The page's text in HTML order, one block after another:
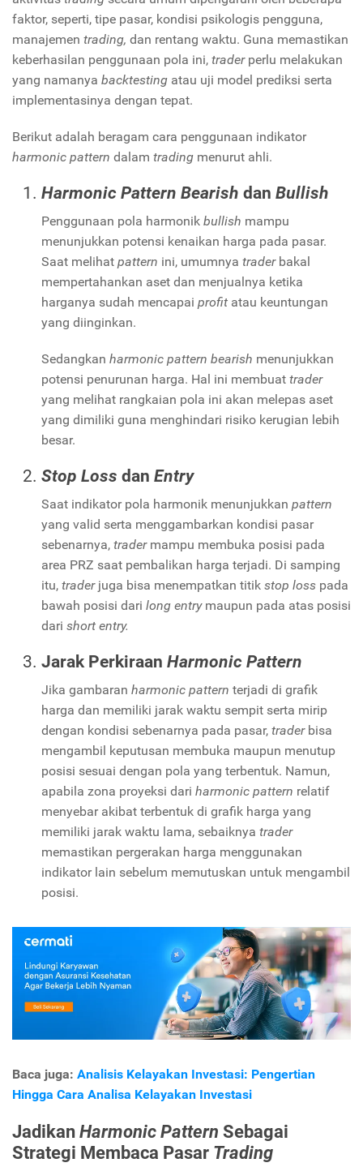
faktor, seperti, tipe pasar, kondisi psikologis pengguna,
manajemen trading, dan rentang waktu. Guna memastikan
keberhasilan penggunaan pola ini, trader perlu melakukan
yang namanya backtesting atau uji model prediksi serta
implementasinya dengan tepat.
Berikut adalah beragam cara penggunaan indikator
harmonic pattern dalam trading menurut ahli.
Harmonic Pattern Bearish dan Bullish
Penggunaan pola harmonik bullish mampu
menunjukkan potensi kenaikan harga pada pasar.
Saat melihat pattern ini, umumnya trader bakal
mempertahankan aset dan menjualnya ketika
harganya sudah mencapai profit atau keuntungan
yang diinginkan.
Sedangkan harmonic pattern bearish menunjukkan
potensi penurunan harga. Hal ini membuat trader
yang melihat rangkaian pola ini akan melepas aset
yang dimiliki guna menghindari risiko kerugian lebih
besar.
Stop Loss dan Entry
Saat indikator pola harmonik menunjukkan pattern
yang valid serta menggambarkan kondisi pasar
sebenarnya, trader mampu membuka posisi pada
area PRZ saat pembalikan harga terjadi. Di samping
itu, trader juga bisa menempatkan titik stop loss pada
bawah posisi dari long entry maupun pada atas posisi
dari short entry.
Jarak Perkiraan Harmonic Pattern
Jika gambaran harmonic pattern terjadi di grafik
harga dan memiliki jarak waktu sempit serta mirip
dengan kondisi sebenarnya pada pasar, trader bisa
mengambil keputusan membuka maupun menutup
posisi sesuai dengan pola yang terbentuk. Namun,
apabila zona proyeksi dari harmonic pattern relatif
menyebar akibat terbentuk di grafik harga yang
memiliki jarak waktu lama, sebaiknya trader
memastikan pergerakan harga menggunakan
indikator lain sebelum memutuskan untuk mengambil
posisi.
Baca juga: Analisis Kelayakan Investasi: Pengertian
Hingga Cara Analisa Kelayakan Investasi
JadikanHarmonic Pattern Sebagai
Strategi Membaca Pasar Trading